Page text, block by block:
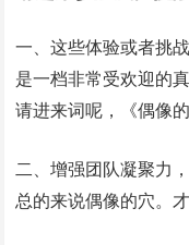
一、这些体验或者挑
是一档非常受欢迎的
请进来词呢，《偶像
二、增强团队凝聚力
总的来说偶像的穴。